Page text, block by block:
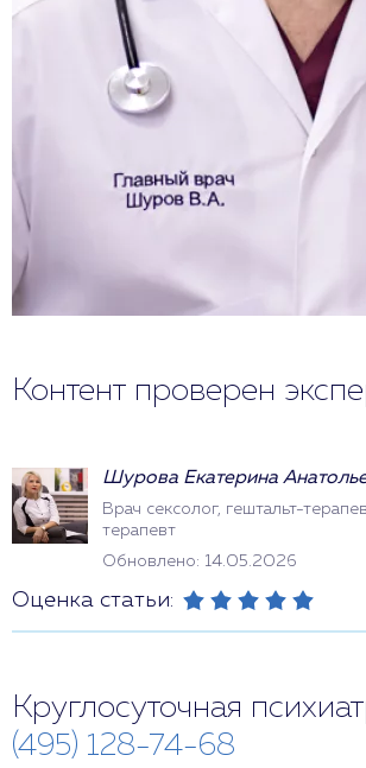
Контент проверен
Шурова Екатерина
Врач сексолог, гештальт-
терапевт
Обновлено: 14.05.2026
Оценка статьи:
Круглосуточная
(495) 128-74-68